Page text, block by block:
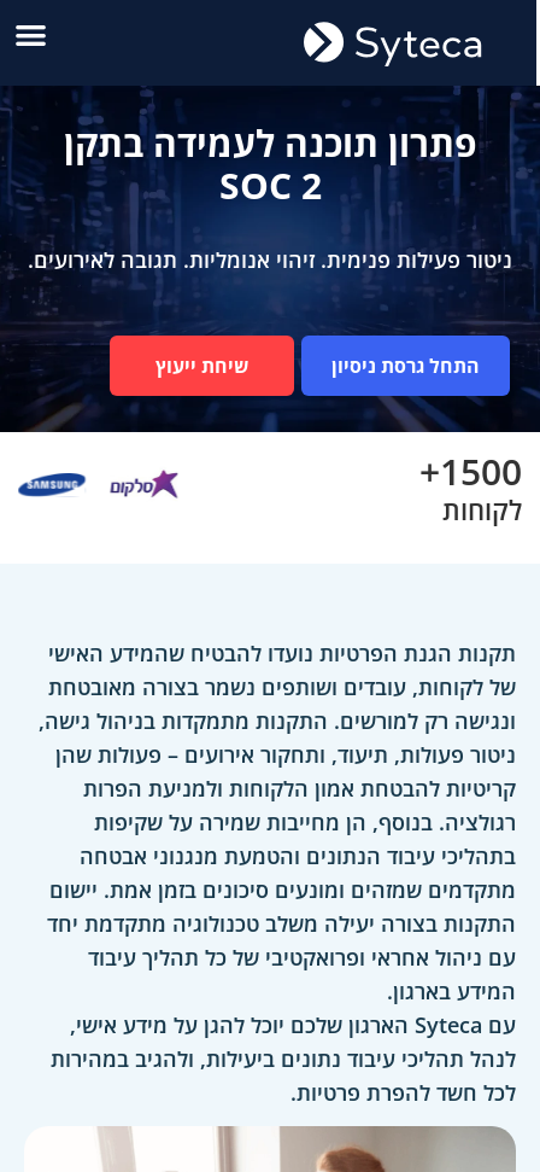
פתרון תוכנה לעמידה בתקן
SOC 2
ניטור פעילות פנימית. זיהוי אנומליות. תגובה לאירועים.
התחל גרסת ניסיון שיחת ייעוץ
1500+
לקוחות
תקנות הגנת הפרטיות נועדו להבטיח שהמידע האישי
של לקוחות, עובדים ושותפים נשמר בצורה מאובטחת
ונגישה רק למורשים. התקנות מתמקדות בניהול גישה,
ניטור פעולות, תיעוד, ותחקור אירועים – פעולות שהן
קריטיות להבטחת אמון הלקוחות ולמניעת הפרות
רגולציה. בנוסף, הן מחייבות שמירה על שקיפות
בתהליכי עיבוד הנתונים והטמעת מנגנוני אבטחה
מתקדמים שמזהים ומונעים סיכונים בזמן אמת. יישום
התקנות בצורה יעילה משלב טכנולוגיה מתקדמת יחד
עם ניהול אחראי ופרואקטיבי של כל תהליך עיבוד
המידע בארגון.
עם Syteca הארגון שלכם יוכל להגן על מידע אישי,
לנהל תהליכי עיבוד נתונים ביעילות, ולהגיב במהירות
לכל חשד להפרת פרטיות.